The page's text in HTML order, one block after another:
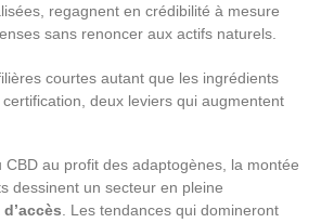
regagnent en crédibilité à mesure
sans renoncer aux actifs naturels.
courtes autant que les ingrédients
deux leviers qui augmentent
au profit des adaptogènes, la montée
dessinent un secteur en pleine
. Les tendances qui domineront